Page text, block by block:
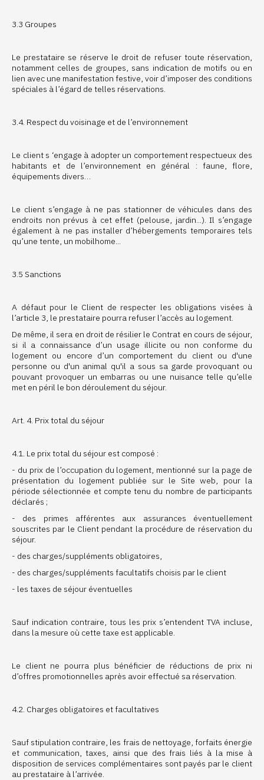
3.3 Groupes
Le prestataire se réserve le droit de refuser toute réservation,
notamment celles de groupes, sans indication de motifs ou en
lien avec une manifestation festive, voir d’imposer des conditions
spéciales à l’égard de telles réservations.
3.4. Respect du voisinage et de l’environnement
Le client s ‘engage à adopter un comportement respectueux des
habitants et de l’environnement en général : faune, flore,
équipements divers…
Le client s’engage à ne pas stationner de véhicules dans des
endroits non prévus à cet effet (pelouse, jardin...). Il s’engage
également à ne pas installer d’hébergements temporaires tels
qu’une tente, un mobilhome...
3.5 Sanctions
A défaut pour le Client de respecter les obligations visées à
l’article 3, le prestataire pourra refuser l’accès au logement.
De même, il sera en droit de résilier le Contrat en cours de séjour,
si il a connaissance d’un usage illicite ou non conforme du
logement ou encore d’un comportement du client ou d'une
personne ou d'un animal qu'il a sous sa garde provoquant ou
pouvant provoquer un embarras ou une nuisance telle qu’elle
met en péril le bon déroulement du séjour.
Art. 4. Prix total du séjour
4.1. Le prix total du séjour est composé :
- du prix de l’occupation du logement, mentionné sur la page de
présentation du logement publiée sur le Site web, pour la
période sélectionnée et compte tenu du nombre de participants
déclarés ;
- des primes afférentes aux assurances éventuellement
souscrites par le Client pendant la procédure de réservation du
séjour.
- des charges/suppléments obligatoires,
- des charges/suppléments facultatifs choisis par le client
- les taxes de séjour éventuelles
Sauf indication contraire, tous les prix s’entendent TVA incluse,
dans la mesure où cette taxe est applicable.
Le client ne pourra plus bénéficier de réductions de prix ni
d’offres promotionnelles après avoir effectué sa réservation.
4.2. Charges obligatoires et facultatives
Sauf stipulation contraire, les frais de nettoyage, forfaits énergie
et communication, taxes, ainsi que des frais liés à la mise à
disposition de services complémentaires sont payés par le client
au prestataire à l’arrivée.